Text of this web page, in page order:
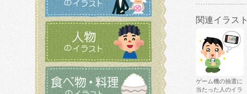
関連イラスト
ゲーム機の抽選に
当たった人のイラ